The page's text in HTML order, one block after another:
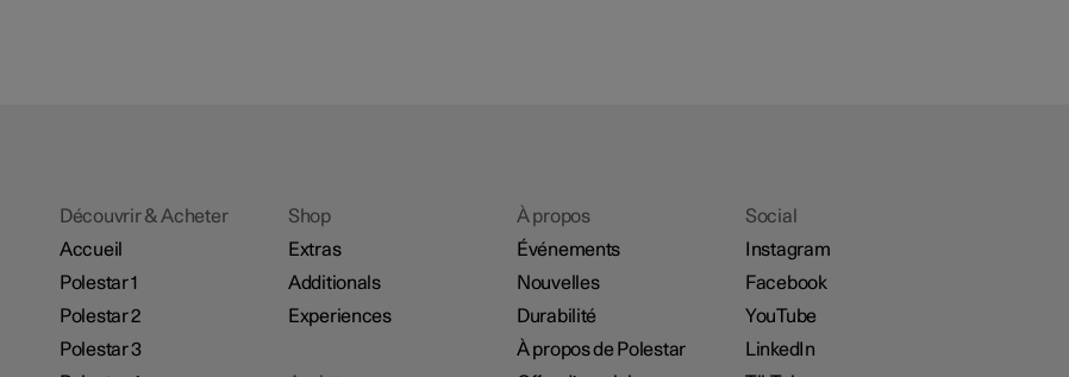
Découvrir & Acheter
Accueil
Polestar 1
Polestar 2
Polestar 3
Shop
Extras
Additionals
Experiences
À propos
Événements
Nouvelles
Durabilité
À propos de Polestar
Social
Instagram
Facebook
YouTube
LinkedIn